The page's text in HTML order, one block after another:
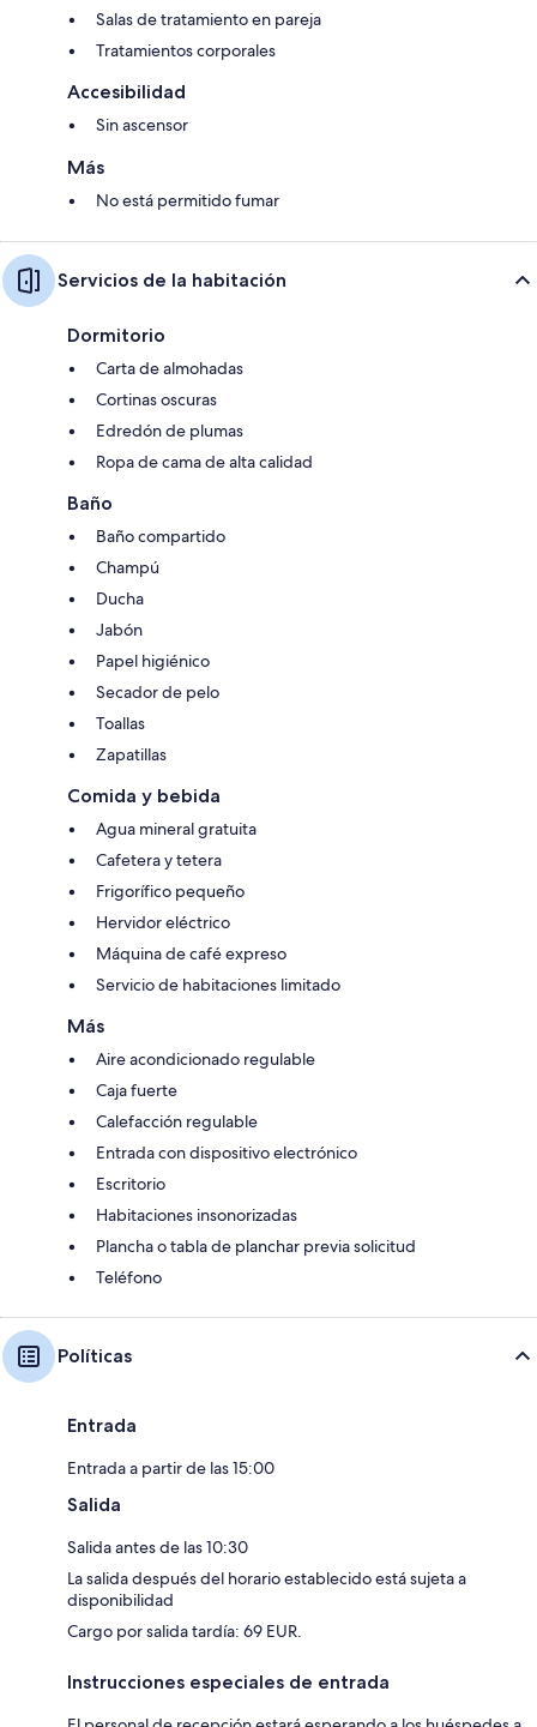
Salas de tratamiento en pareja
Tratamientos corporales
Accesibilidad
Sin ascensor
Más
No está permitido fumar
Servicios de la habitación
Dormitorio
Carta de almohadas
Cortinas oscuras
Edredón de plumas
Ropa de cama de alta calidad
Baño
Baño compartido
Champú
Ducha
Jabón
Papel higiénico
Secador de pelo
Toallas
Zapatillas
Comida y bebida
Agua mineral gratuita
Cafetera y tetera
Frigorífico pequeño
Hervidor eléctrico
Máquina de café expreso
Servicio de habitaciones limitado
Más
Aire acondicionado regulable
Caja fuerte
Calefacción regulable
Entrada con dispositivo electrónico
Escritorio
Habitaciones insonorizadas
Plancha o tabla de planchar previa solicitud
Teléfono
Políticas
Entrada
Entrada a partir de las 15:00
Salida
Salida antes de las 10:30
La salida después del horario establecido está sujeta a
disponibilidad
Cargo por salida tardía: 69 EUR.
Instrucciones especiales de entrada